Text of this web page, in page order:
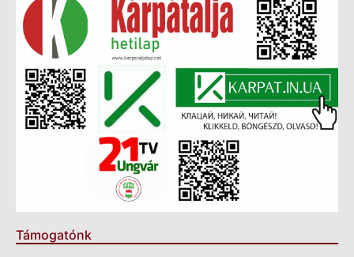
Támogatónk